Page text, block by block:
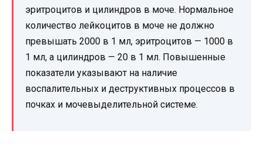
эритроцитов и цилиндров в моче. Нормальное
количество лейкоцитов в моче не должно
превышать 2000 в 1 мл, эритроцитов — 1000 в
1 мл, а цилиндров — 20 в 1 мл. Повышенные
показатели указывают на наличие
воспалительных и деструктивных процессов в
почках и мочевыделительной системе.